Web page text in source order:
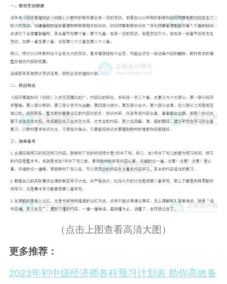
（点击上图查看高清大图）
更多推荐：
2023年初中级经济师各科预习计划表 助你高效备